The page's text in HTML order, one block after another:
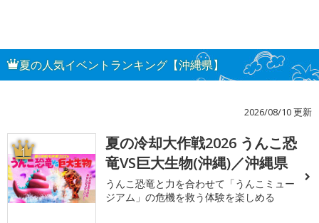
夏の人気イベントランキング【沖縄県】
2026/08/10 更新
1
夏の冷却大作戦2026 うんこ恐
竜VS巨大生物(沖縄)／沖縄県
うんこ恐竜と力を合わせて「うんこミュー
ジアム」の危機を救う体験を楽しめる